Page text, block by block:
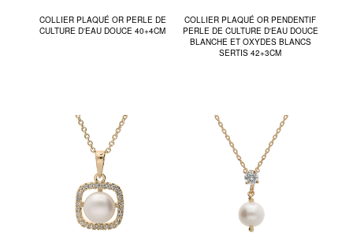
COLLIER PLAQUÉ OR PERLE DE
CULTURE D'EAU DOUCE 40+4CM
COLLIER PLAQUÉ OR PENDENTIF
PERLE DE CULTURE D'EAU DOUCE
BLANCHE ET OXYDES BLANCS
SERTIS 42+3CM